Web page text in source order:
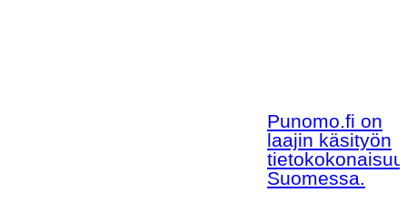
Punomo.fi on
laajin käsityön
Suomessa.